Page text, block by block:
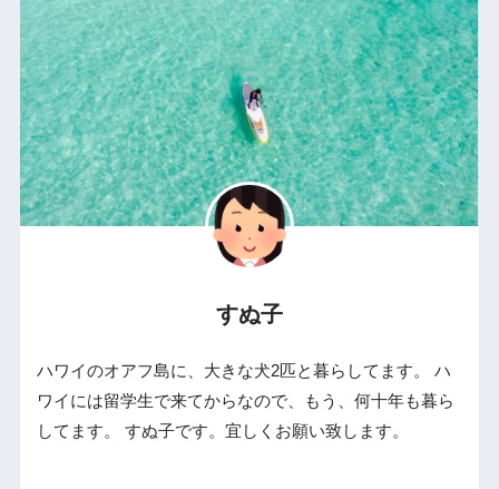
すぬ子
ハワイのオアフ島に、大きな犬2匹と暮らしてます。 ハ
ワイには留学生で来てからなので、もう、何十年も暮ら
してます。 すぬ子です。宜しくお願い致します。